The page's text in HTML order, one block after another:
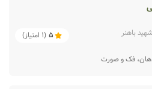
باهنر 5
(
1 امتیاز)
فک و صورت